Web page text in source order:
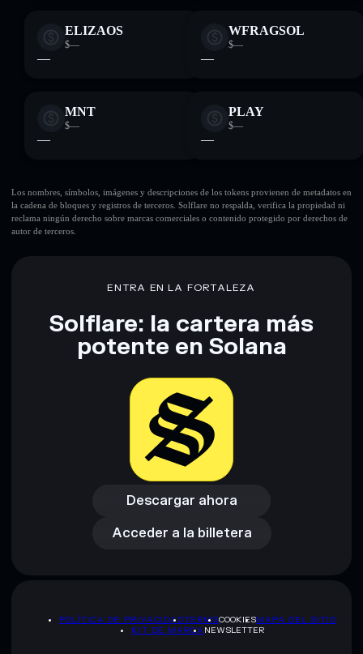
ELIZAOS
$—
—
WFRAGSOL
$—
—
MNT
$—
—
PLAY
$—
—
Los nombres, símbolos, imágenes y descripciones de los tokens provienen de metadatos en
la cadena de bloques y registros de terceros. Solflare no respalda, verifica la propiedad ni
reclama ningún derecho sobre marcas comerciales o contenido protegido por derechos de
autor de terceros.
ENTRA EN LA FORTALEZA
Solflare: la cartera más
potente en Solana
Descargar ahora
Descargar ahora
Acceder a la billetera
Acceder a la billetera
POLÍTICA DE PRIVACIDADTERMSCOOKIESMAPA DEL SITIO
KIT DE MARCA NEWSLETTER